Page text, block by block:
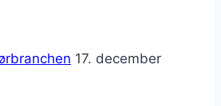
17. december